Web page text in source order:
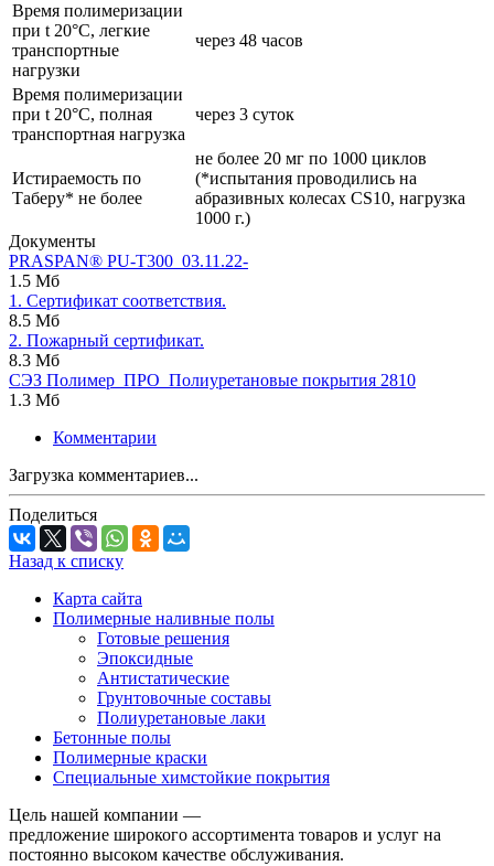
Время полимеризации
при t 20°C, легкие
транспортные
нагрузки
через 48 часов
Время полимеризации
при t 20°C, полная
транспортная нагрузка
через 3 суток
Истираемость по
Таберу* не более
не более 20 мг по 1000 циклов
(*испытания проводились на
абразивных колесах CS10, нагрузка
1000 г.)
Документы
PRASPAN® PU-T300_03.11.22-
1.5 Мб
1. Сертификат соответствия.
8.5 Мб
2. Пожарный сертификат.
8.3 Мб
СЭЗ Полимер_ПРО_Полиуретановые покрытия 2810
1.3 Мб
Комментарии
Загрузка комментариев...
Поделиться
Назад к списку
Карта сайта
Полимерные наливные полы
Готовые решения
Эпоксидные
Антистатические
Грунтовочные составы
Полиуретановые лаки
Бетонные полы
Полимерные краски
Специальные химстойкие покрытия
Цель нашей компании —
предложение широкого ассортимента товаров и услуг на
постоянно высоком качестве обслуживания.